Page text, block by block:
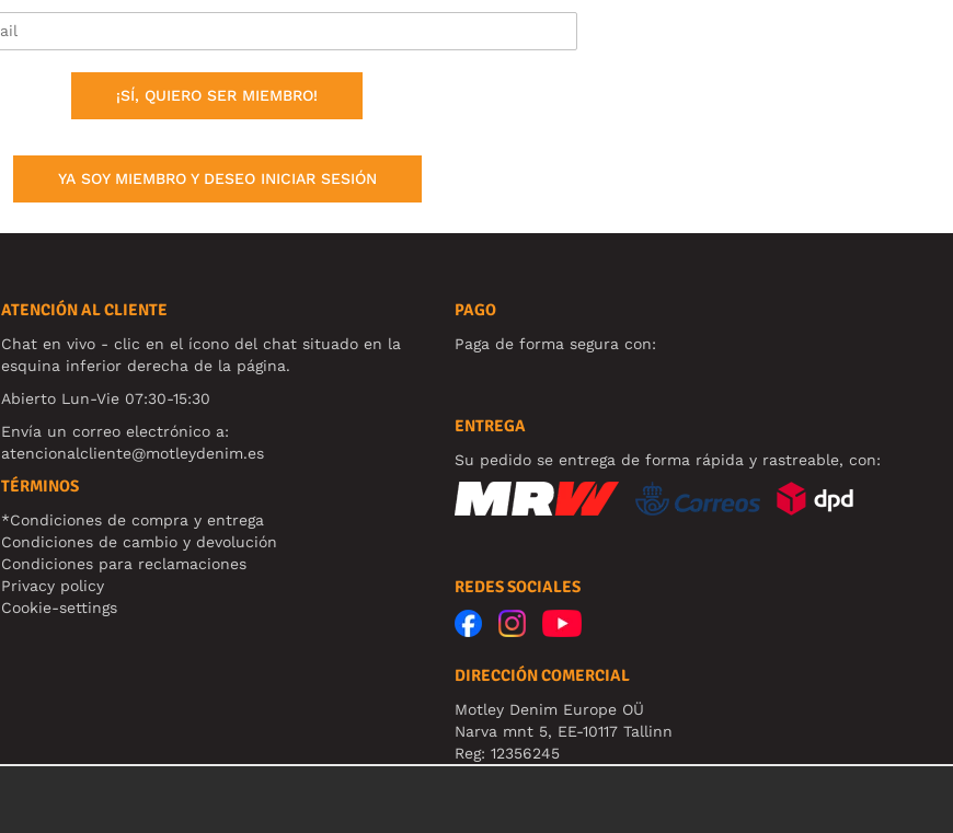
¡SÍ, QUIERO SER MIEMBRO!
YA SOY MIEMBRO Y DESEO INICIAR SESIÓN
ATENCIÓN AL CLIENTE
Chat en vivo - clic en el ícono del chat situado en la
esquina inferior derecha de la página.
Abierto Lun-Vie 07:30-15:30
Envía un correo electrónico a:
atencionalcliente@motleydenim.es
TÉRMINOS
*Condiciones de compra y entrega
Condiciones de cambio y devolución
Condiciones para reclamaciones
Privacy policy
Cookie-settings
PAGO
Paga de forma segura con:
ENTREGA
Su pedido se entrega de forma rápida y rastreable, con:
REDES SOCIALES
DIRECCIÓN COMERCIAL
Motley Denim Europe OÜ
Narva mnt 5, EE-10117 Tallinn
Reg: 12356245